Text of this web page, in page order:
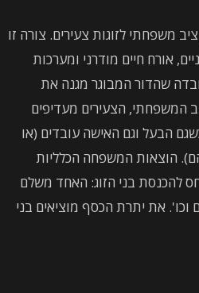
משפחתי לזוגות צעירים. צורה זו
אורח חיים מודרני ומערכות
שהדור המבוגר מגנה את
המשפחתי, הצעירים מעדיפים
הבעל וגם האישה עובדים (או
הוצאות המשפחה הכלליות
להכנסת בני הזוג: האחד משלם
וכו'. את יתרת הכסף מוציאים בני